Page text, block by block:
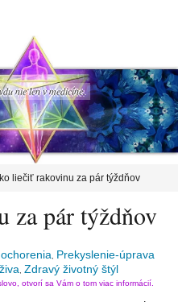
nie len v medicíne.
liečiť rakovinu za pár týždňov
za pár týždňov
Prekyslenie-úprava
Zdravý životný štýl
otvorí sa Vám o tom viac informácií.